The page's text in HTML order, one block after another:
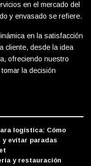
en el mercado del
y envasado se refiere.
en la satisfacción
cliente, desde la idea
ofreciendo nuestro
la decisión
logística: Cómo
evitar paradas
y restauración